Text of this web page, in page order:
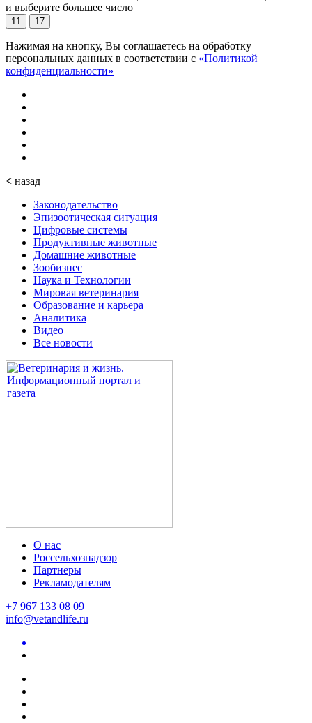
и выберите большее число
11 17
Нажимая на кнопку, Вы соглашаетесь на обработку
персональных данных в соответствии с «Политикой
конфиденциальности»
< назад
Законодательство
Эпизоотическая ситуация
Цифровые системы
Продуктивные животные
Домашние животные
Зообизнес
Наука и Технологии
Мировая ветеринария
Образование и карьера
Аналитика
Видео
Все новости
О нас
Россельхознадзор
Партнеры
Рекламодателям
+7 967 133 08 09
info@vetandlife.ru